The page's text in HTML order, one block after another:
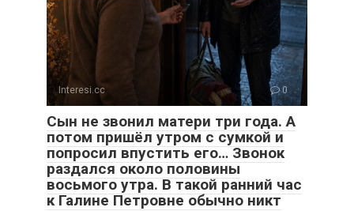
Interesi.cc 0
Сын не звонил матери три года. А
потом пришёл утром с сумкой и
попросил впустить его… Звонок
раздался около половины
восьмого утра. В такой ранний час
к Галине Петровне обычно никт